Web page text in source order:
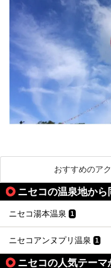
おすすめのア
ニセコの温泉地か
ニセコ湯本温泉 1
ニセコアンヌプリ温泉 1
ニセコの人気テーマ